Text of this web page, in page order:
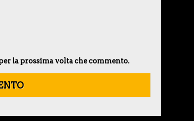
la prossima volta che commento.